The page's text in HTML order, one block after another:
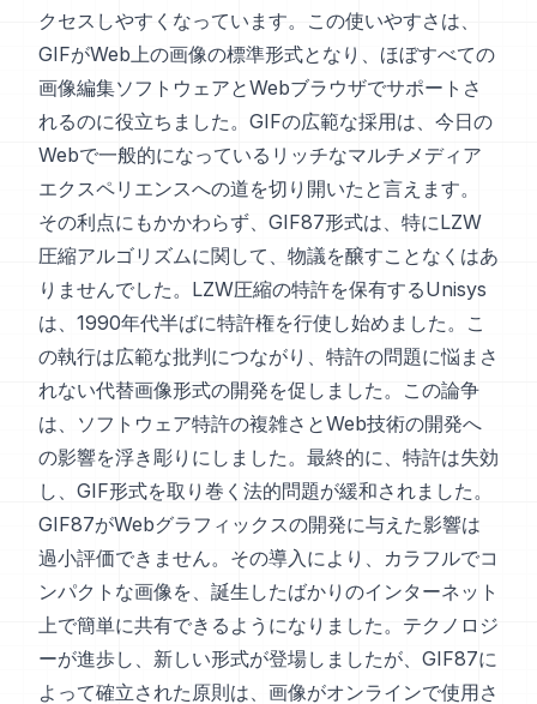
クセスしやすくなっています。この使いやすさは、
GIFがWeb上の画像の標準形式となり、ほぼすべての
画像編集ソフトウェアとWebブラウザでサポートさ
れるのに役立ちました。GIFの広範な採用は、今日の
Webで一般的になっているリッチなマルチメディア
エクスペリエンスへの道を切り開いたと言えます。
その利点にもかかわらず、GIF87形式は、特にLZW
圧縮アルゴリズムに関して、物議を醸すことなくはあ
りませんでした。LZW圧縮の特許を保有するUnisys
は、1990年代半ばに特許権を行使し始めました。こ
の執行は広範な批判につながり、特許の問題に悩まさ
れない代替画像形式の開発を促しました。この論争
は、ソフトウェア特許の複雑さとWeb技術の開発へ
の影響を浮き彫りにしました。最終的に、特許は失効
し、GIF形式を取り巻く法的問題が緩和されました。
GIF87がWebグラフィックスの開発に与えた影響は
過小評価できません。その導入により、カラフルでコ
ンパクトな画像を、誕生したばかりのインターネット
上で簡単に共有できるようになりました。テクノロジ
ーが進歩し、新しい形式が登場しましたが、GIF87に
よって確立された原則は、画像がオンラインで使用さ